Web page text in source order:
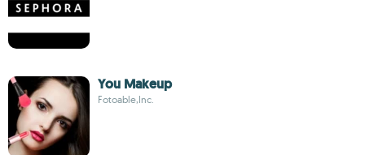
You Makeup
Fotoable,Inc.